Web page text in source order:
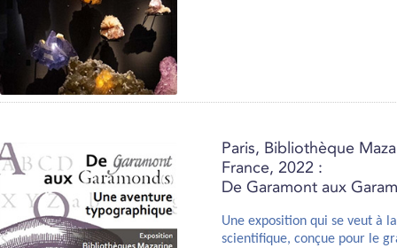
Paris, Bibliothèque
France, 2022 :
De Garamont aux
Une exposition qui se veut à
scientifique, conçue pour le